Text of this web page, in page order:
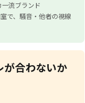
流ブランド
で、騒音・他者の視線
が合わないか